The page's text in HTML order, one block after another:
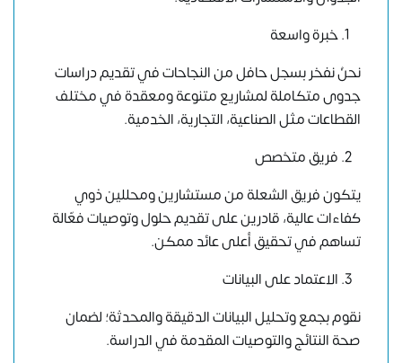
خبرة واسعة
نحنُ نفخر بسجل حافل من النجاحات في تقديم دراسات
جدوى متكاملة لمشاريع متنوعة ومعقدة في مختلف
القطاعات مثل الصناعية، التجارية، الخدمية.
فريق متخصص
يتكون فريق الشعلة من مستشارين ومحللين ذوي
كفاءات عالية، قادرين على تقديم حلول وتوصيات فعّالة
تساهم في تحقيق أعلى عائد ممكن.
الاعتماد على البيانات
نقوم بجمع وتحليل البيانات الدقيقة والمحدثة؛ لضمان
صحة النتائج والتوصيات المقدمة في الدراسة.